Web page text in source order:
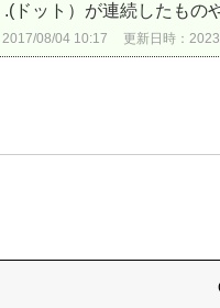
.(ドット）が連続したもの
08/04 10:17 更新日時：